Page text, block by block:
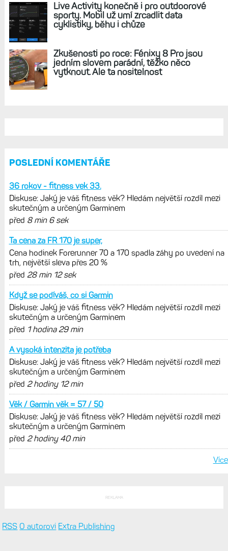
Live Activity konečně i pro outdoorové
sporty. Mobil už umí zrcadlit data
cyklistiky, běhu i chůze
Zkušenosti po roce: Fénixy 8 Pro jsou
jedním slovem parádní, těžko něco
vytknout. Ale ta nositelnost
POSLEDNÍ KOMENTÁŘE
36 rokov - fitness vek 33.
Diskuse: Jaký je váš fitness věk? Hledám největší rozdíl mezi
skutečným a určeným Garminem
před 8 min 6 sek
Ta cena za FR 170 je super,
Cena hodinek Forerunner 70 a 170 spadla záhy po uvedení na
trh, největší sleva přes 20 %
před 28 min 12 sek
Když se podíváš, co si Garmin
Diskuse: Jaký je váš fitness věk? Hledám největší rozdíl mezi
skutečným a určeným Garminem
před 1 hodina 29 min
A vysoká intenzita je potřeba
Diskuse: Jaký je váš fitness věk? Hledám největší rozdíl mezi
skutečným a určeným Garminem
před 2 hodiny 12 min
Věk / Garmin věk = 57 / 50
Diskuse: Jaký je váš fitness věk? Hledám největší rozdíl mezi
skutečným a určeným Garminem
před 2 hodiny 40 min
Více
REKLAMA
RSS O autorovi Extra Publishing